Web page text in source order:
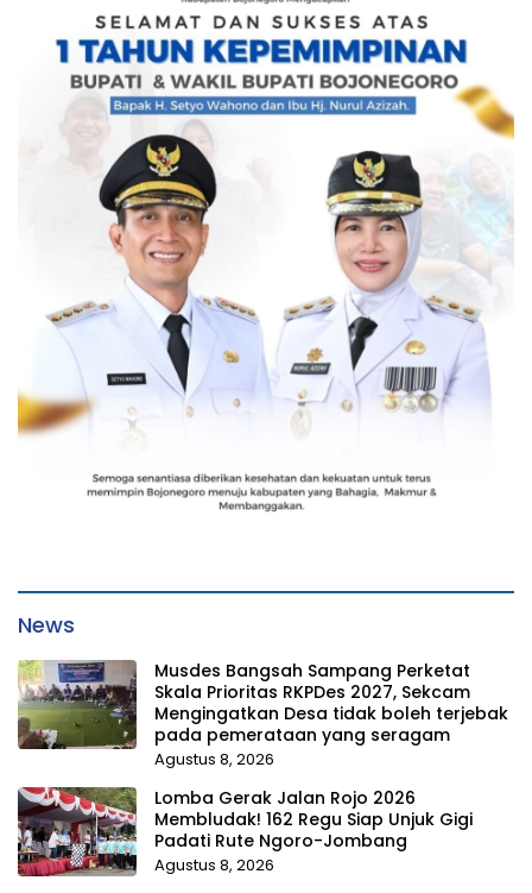
News
Musdes Bangsah Sampang Perketat
Skala Prioritas RKPDes 2027, Sekcam
Mengingatkan Desa tidak boleh terjebak
pada pemerataan yang seragam
Agustus 8, 2026
Lomba Gerak Jalan Rojo 2026
Membludak! 162 Regu Siap Unjuk Gigi
Padati Rute Ngoro-Jombang
Agustus 8, 2026